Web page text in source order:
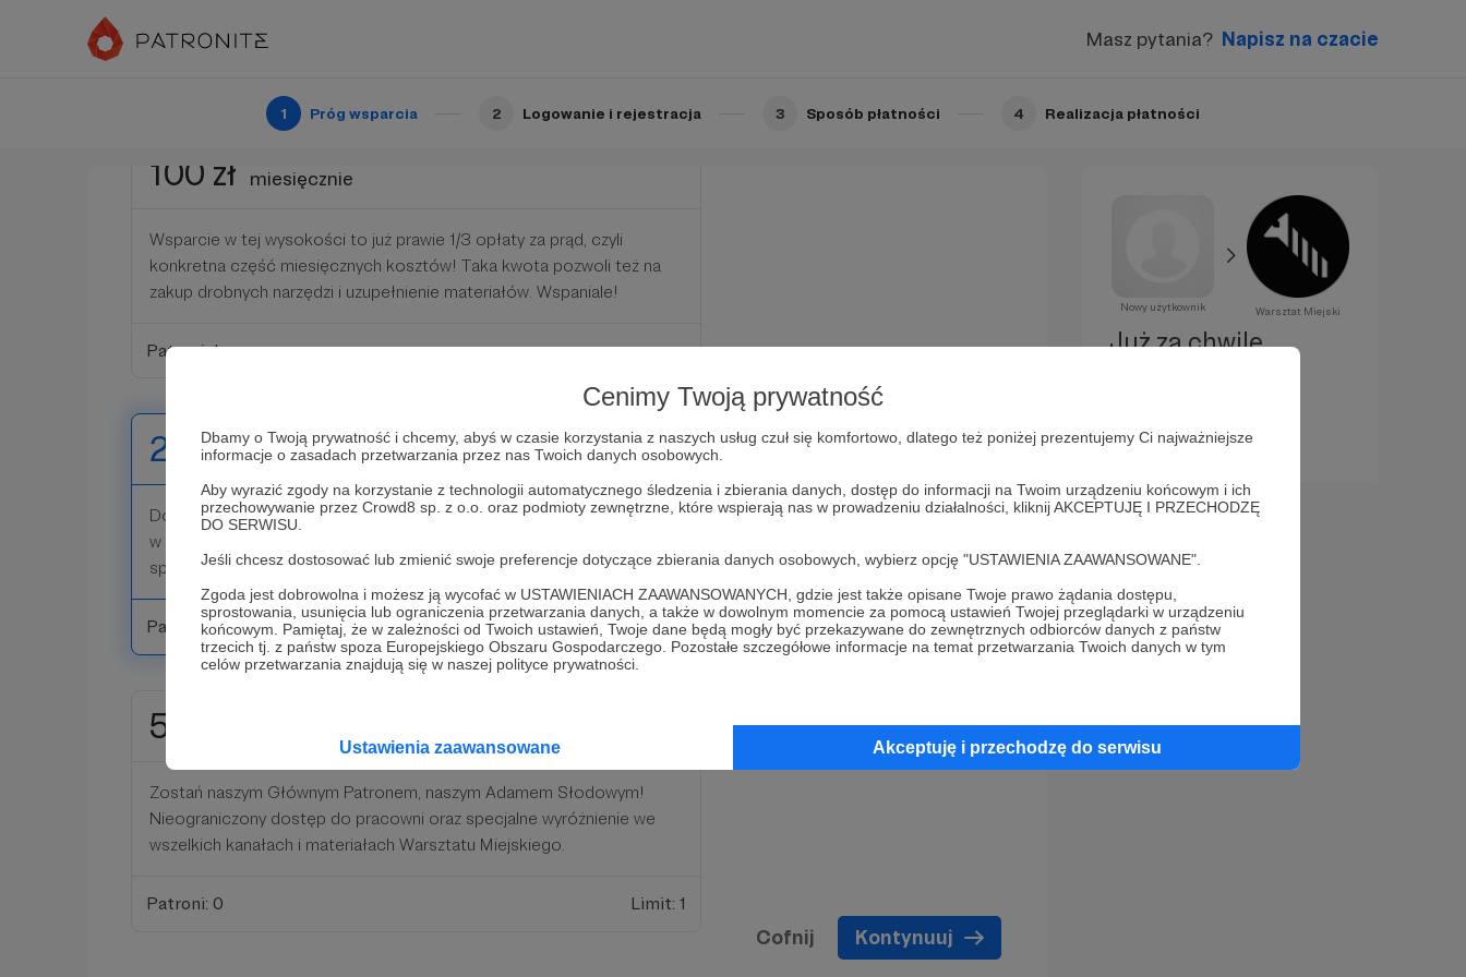
Cenimy Twoją prywatność
Dbamy o Twoją prywatność i chcemy, abyś w czasie korzystania z naszych usług czuł się komfortowo, dlatego też poniżej prezentujemy Ci najważniejsze
informacje o zasadach przetwarzania przez nas Twoich danych osobowych.
Aby wyrazić zgody na korzystanie z technologii automatycznego śledzenia i zbierania danych, dostęp do informacji na Twoim urządzeniu końcowym i ich
przechowywanie przez Crowd8 sp. z o.o. oraz podmioty zewnętrzne, które wspierają nas w prowadzeniu działalności, kliknij AKCEPTUJĘ I PRZECHODZĘ
DO SERWISU.
Jeśli chcesz dostosować lub zmienić swoje preferencje dotyczące zbierania danych osobowych, wybierz opcję "USTAWIENIA ZAAWANSOWANE".
Zgoda jest dobrowolna i możesz ją wycofać w USTAWIENIACH ZAAWANSOWANYCH, gdzie jest także opisane Twoje prawo żądania dostępu,
sprostowania, usunięcia lub ograniczenia przetwarzania danych, a także w dowolnym momencie za pomocą ustawień Twojej przeglądarki w urządzeniu
końcowym. Pamiętaj, że w zależności od Twoich ustawień, Twoje dane będą mogły być przekazywane do zewnętrznych odbiorców danych z państw
trzecich tj. z państw spoza Europejskiego Obszaru Gospodarczego. Pozostałe szczegółowe informacje na temat przetwarzania Twoich danych w tym
celów przetwarzania znajdują się w naszej polityce prywatności.
Ustawienia zaawansowane Akceptuję i przechodzę do serwisu
Masz pytania? Napisz na czacie
1 Próg wsparcia 2 Logowanie i rejestracja 3 Sposób płatności 4 Realizacja płatności
100 zł miesięcznie
Wsparcie w tej wysokości to już prawie 1/3 opłaty za prąd, czyli
konkretna część miesięcznych kosztów! Taka kwota pozwoli też na
zakup drobnych narzędzi i uzupełnienie materiałów. Wspaniale!
Patroni: 1
250 zł miesięcznie
Dostęp do pracowni oraz odpowiednie wyróżnienie Patrona na ekranie
w pracowni, na stronie organizacji oraz w mediach
społecznościowych.
Patroni: 0 Limit: 5
500 zł
Zostań naszym Głównym Patronem, naszym Adamem Słodowym!
Nieograniczony dostęp do pracowni oraz specjalne wyróżnienie we
wszelkich kanałach i materiałach Warsztatu Miejskiego.
Patroni: 0 Limit: 1
Cofnij Kontynuuj
Nowy użytkownik Warsztat Miejski
Już za chwilę